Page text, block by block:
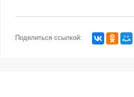
Поделиться ссылкой: